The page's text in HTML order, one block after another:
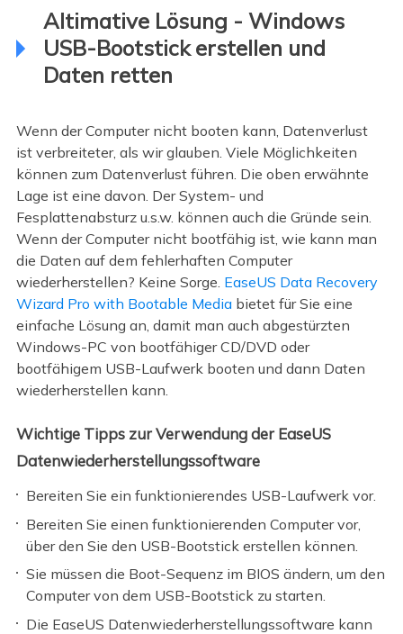
Altimative Lösung - Windows
USB-Bootstick erstellen und
Daten retten
Wenn der Computer nicht booten kann, Datenverlust
ist verbreiteter, als wir glauben. Viele Möglichkeiten
können zum Datenverlust führen. Die oben erwähnte
Lage ist eine davon. Der System- und
Fesplattenabsturz u.s.w. können auch die Gründe sein.
Wenn der Computer nicht bootfähig ist, wie kann man
die Daten auf dem fehlerhaften Computer
wiederherstellen? Keine Sorge. EaseUS Data Recovery
Wizard Pro with Bootable Mediabietet für Sie eine
einfache Lösung an, damit man auch abgestürzten
Windows-PC von bootfähiger CD/DVD oder
bootfähigem USB-Laufwerk booten und dann Daten
wiederherstellen kann.
Wichtige Tipps zur Verwendung der EaseUS
Datenwiederherstellungssoftware
Bereiten Sie ein funktionierendes USB-Laufwerk vor.
Bereiten Sie einen funktionierenden Computer vor,
über den Sie den USB-Bootstick erstellen können.
Sie müssen die Boot-Sequenz im BIOS ändern, um den
Computer von dem USB-Bootstick zu starten.
Die EaseUS Datenwiederherstellungssoftware kann